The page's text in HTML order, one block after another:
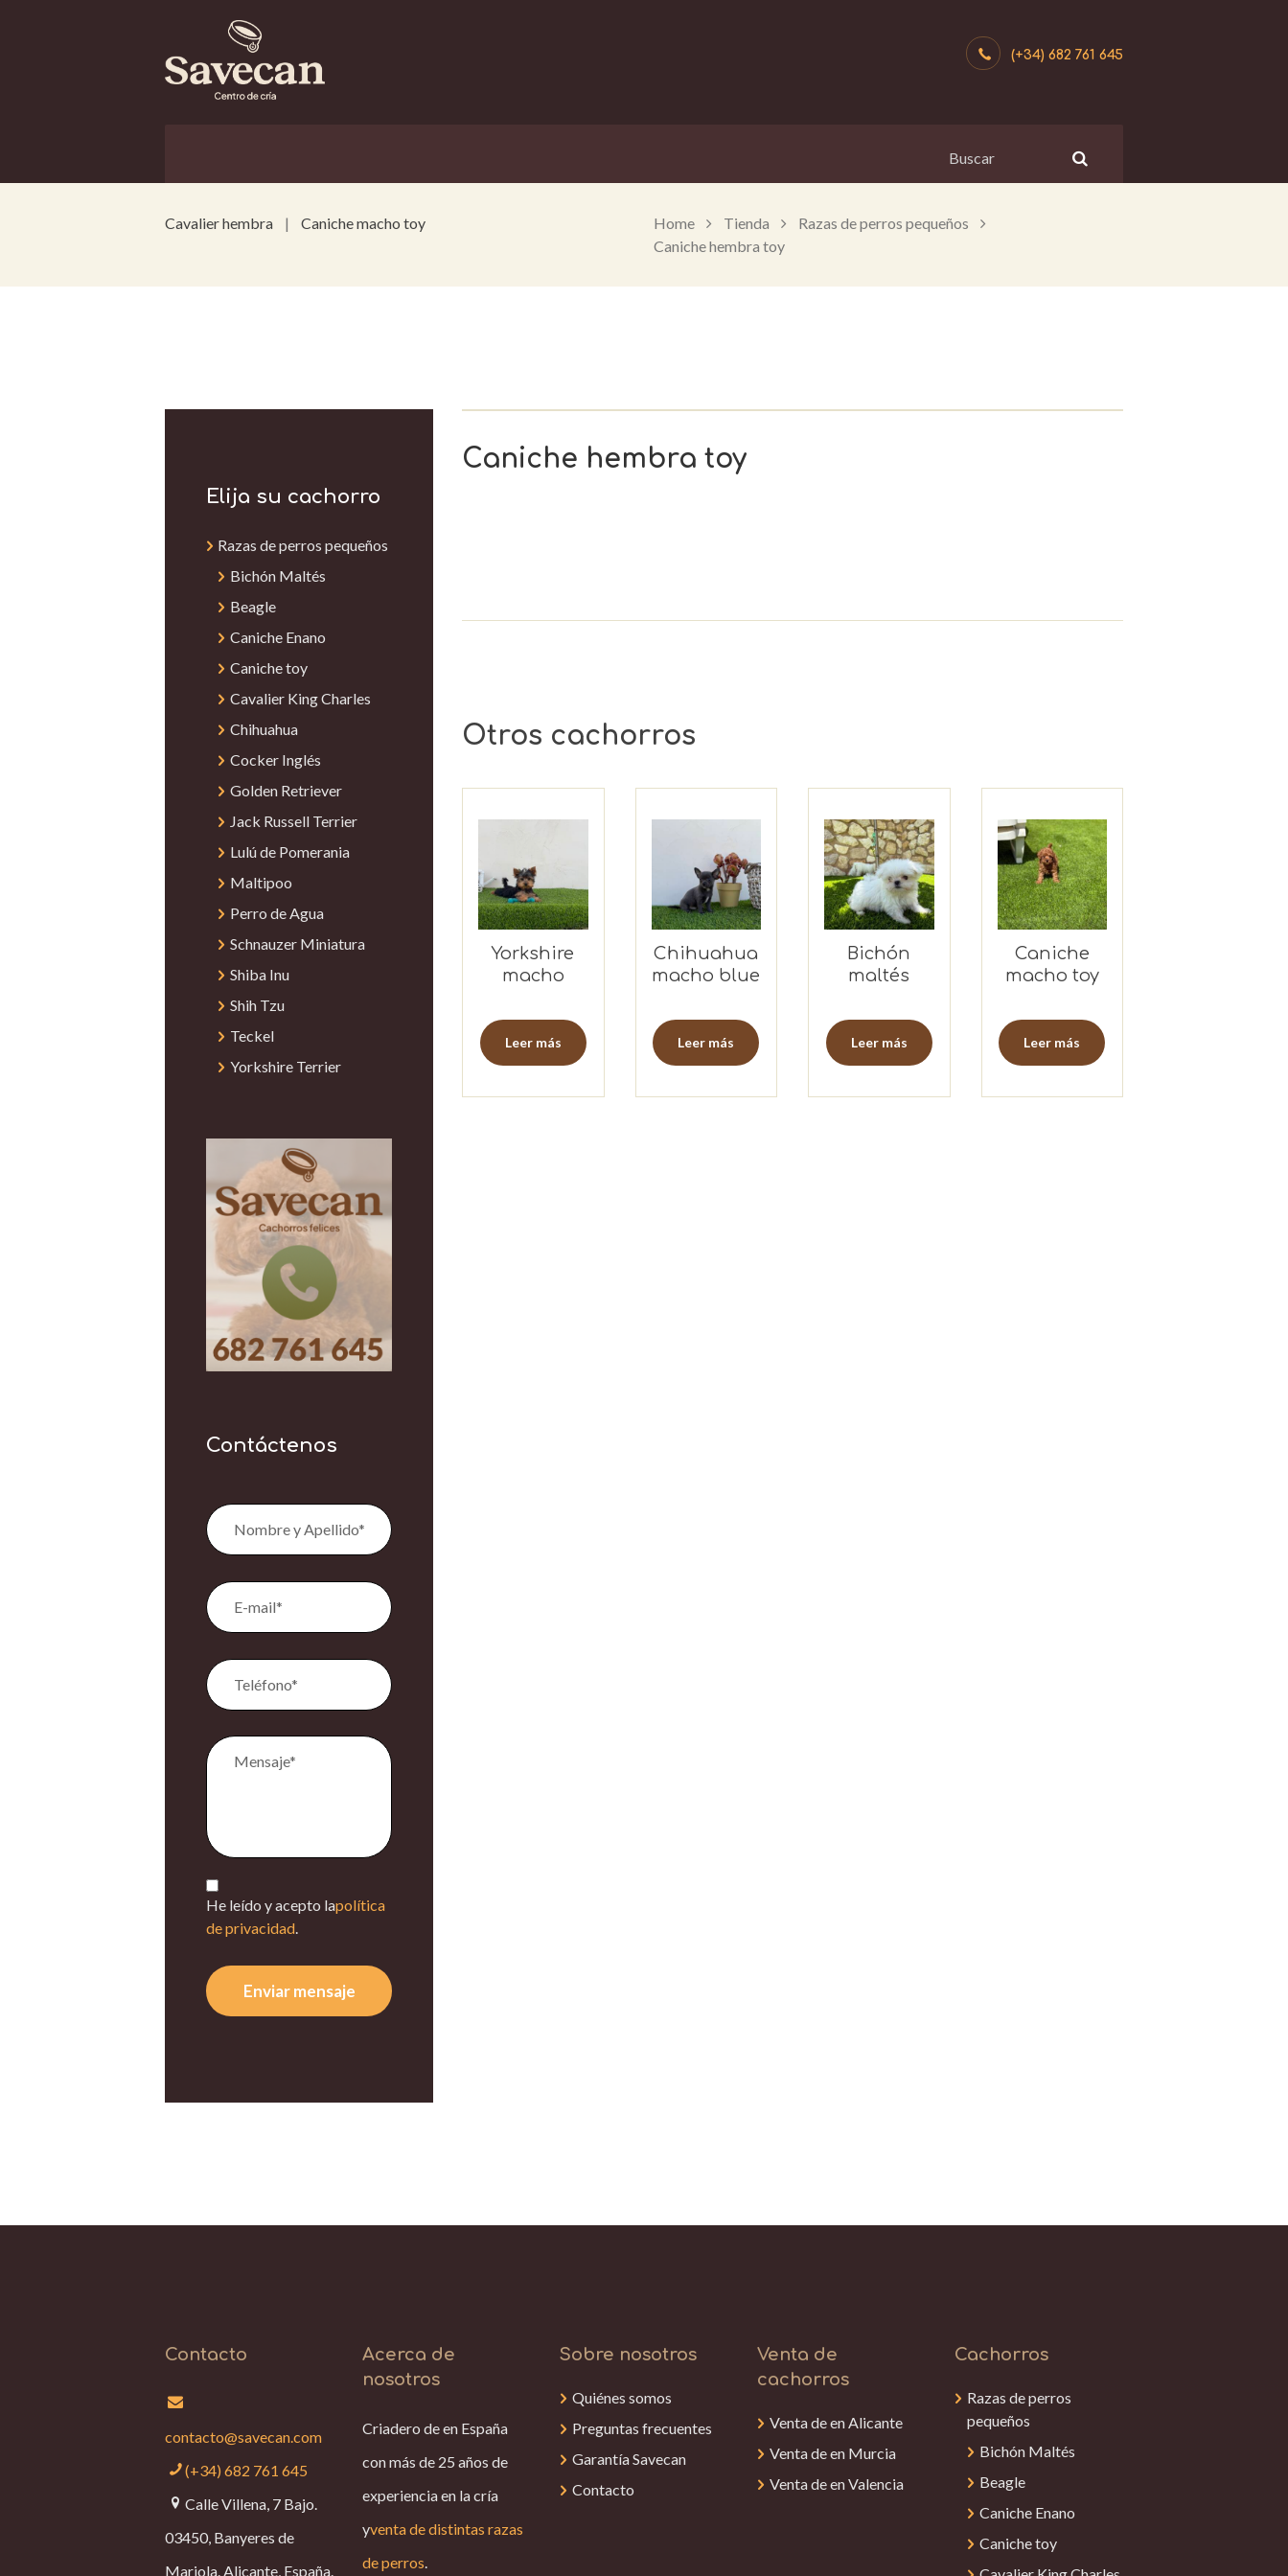
(+34) 682 761 645
Cavalier hembra Caniche macho toy Home Tienda
Razas de perros pequeños
Caniche hembra toy
Caniche hembra toy
Otros cachorros
Yorkshire
macho
Leer más
Chihuahua
macho blue
Leer más
Bichón
maltés
macho
Leer más
Caniche
macho toy
Leer más
Elija su cachorro
Razas de perros pequeños
Bichón Maltés
Beagle
Caniche Enano
Caniche toy
Cavalier King Charles
Chihuahua
Cocker Inglés
Golden Retriever
Jack Russell Terrier
Lulú de Pomerania
Maltipoo
Perro de Agua
Schnauzer Miniatura
Shiba Inu
Shih Tzu
Teckel
Yorkshire Terrier
Contáctenos
He leído y acepto lapolítica
de privacidad.
Contacto
contacto@savecan.com
(+34) 682 761 645
Calle Villena, 7 Bajo.
03450, Banyeres de
Mariola. Alicante, España.
Acerca de
nosotros
Criadero de en España
con más de 25 años de
experiencia en la cría
yventa de distintas razas
de perros.
Sobre nosotros
Quiénes somos
Preguntas frecuentes
Garantía Savecan
Contacto
Venta de
cachorros
Venta de en Alicante
Venta de en Murcia
Venta de en Valencia
Cachorros
Razas de perros
pequeños
Bichón Maltés
Beagle
Caniche Enano
Caniche toy